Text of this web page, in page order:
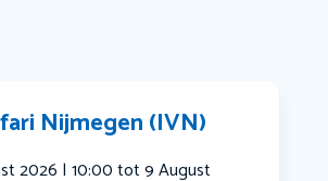
Nijmegen (IVN)
2026 | 10:00 tot 9 August